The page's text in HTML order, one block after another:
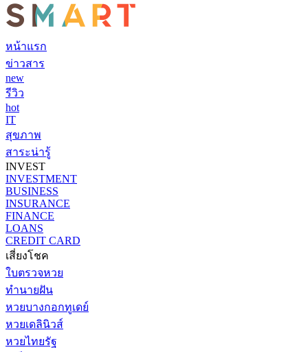
หน้าแรก
ข่าวสาร
new
รีวิว
hot
IT
สุขภาพ
สาระน่ารู้
INVEST
INVESTMENT
BUSINESS
INSURANCE
FINANCE
LOANS
CREDIT CARD
เสี่ยงโชค
ใบตรวจหวย
ทำนายฝัน
หวยบางกอกทูเดย์
หวยเดลินิวส์
หวยไทยรัฐ